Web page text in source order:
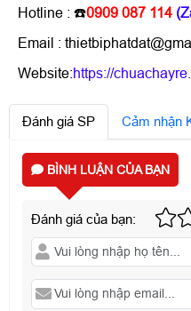
Hotline : ☎️0909 087 114
Email :
Website:https://
Đánh giá SP Cảm nhận
BÌNH LUẬN CỦA BẠN
Đánh giá của bạn: